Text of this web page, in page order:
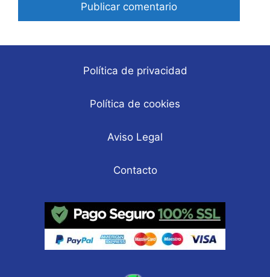
Política de privacidad
Política de cookies
Aviso Legal
Contacto